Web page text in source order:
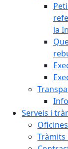
la
Serveis i
Tràmits